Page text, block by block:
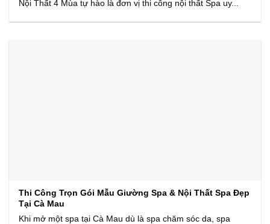
Nội Thất 4 Mùa tự hào là đơn vị thi công nội thất Spa uy...
Thi Công Trọn Gói Mẫu Giường Spa & Nội Thất Spa Đẹp
Tại Cà Mau
Khi mở một spa tại Cà Mau dù là spa chăm sóc da, spa